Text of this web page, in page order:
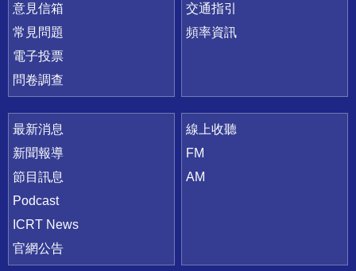
意見信箱
常見問題
電子投票
問卷調查
交通指引
頻率資訊
最新消息
新聞報導
節目訊息
Podcast
ICRT News
官網公告
線上收聽
FM
AM